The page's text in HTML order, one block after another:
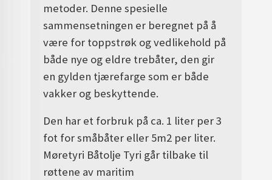
metoder. Denne spesielle
sammensetningen er beregnet på å
være for toppstrøk og vedlikehold på
både nye og eldre trebåter, den gir
en gylden tjærefarge som er både
vakker og beskyttende.
Den har et forbruk på ca. 1 liter per 3
fot for småbåter eller 5m2 per liter.
Møretyri Båtolje Tyri går tilbake til
røttene av maritim